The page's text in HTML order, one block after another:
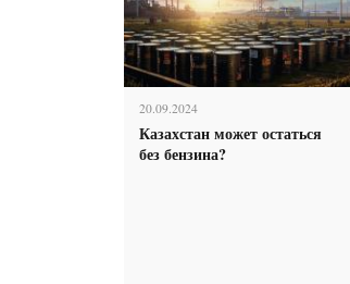
20.09.2024
Казахстан может остаться
без бензина?